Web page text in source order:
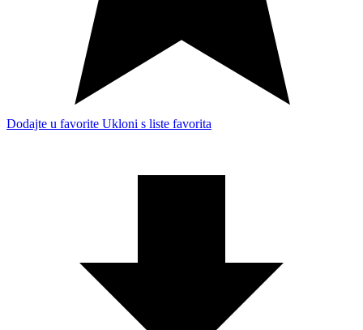
Dodajte u favorite Ukloni s liste favorita